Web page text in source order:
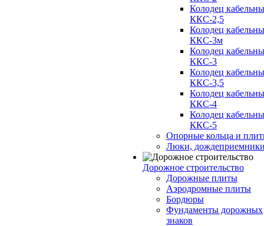
Колодец
ККС-2,5
Колодец
ККС-3м
Колодец
ККС-3
Колодец
ККС-3,5
Колодец
ККС-4
Колодец
ККС-5
Опорные кольца и
Люки,
Дорожное строительство
Дорожные плиты
Аэродромные плиты
Бордюры
Фундаменты дорожных
знаков